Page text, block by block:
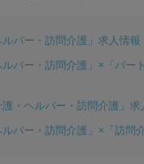
パー・訪問介護」求人情報
パー・訪問介護」×「パー
・ヘルパー・訪問介護」求
パー・訪問介護」×「訪問